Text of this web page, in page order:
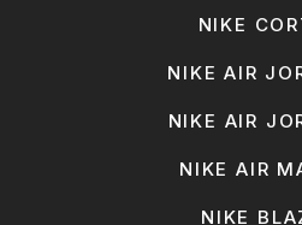
NIKE
NIKE AIR
NIKE AIR
NIKE AIR
NIKE